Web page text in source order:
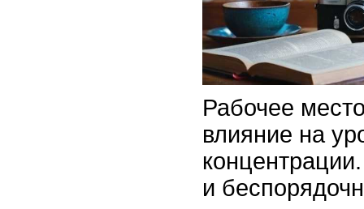
Рабочее
влияние на
и